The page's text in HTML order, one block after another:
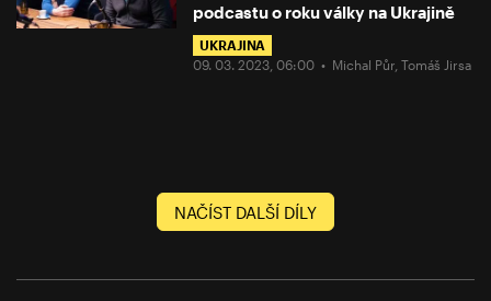
podcastu o roku války na Ukrajině
UKRAJINA
09. 03. 2023, 06:00 • Michal Půr ,Tomáš Jirsa
NAČÍST DALŠÍ DÍLY